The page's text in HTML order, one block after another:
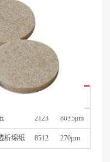
2123 80±5μm
析绵纸 8512 270µm